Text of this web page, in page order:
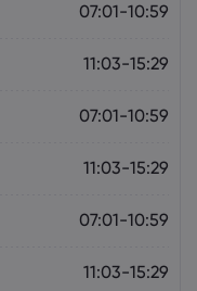
07:01-10:59
11:03-15:29
07:01-10:59
11:03-15:29
07:01-10:59
11:03-15:29